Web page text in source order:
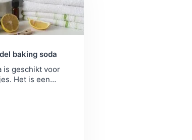
baking soda
is geschikt voor
Het is een